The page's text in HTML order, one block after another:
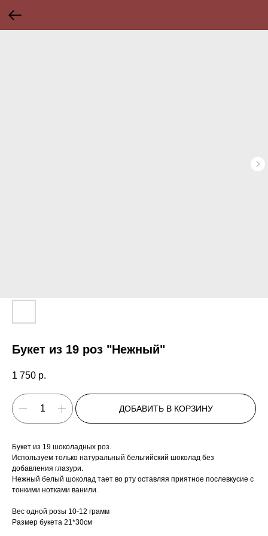
Букет из 19 роз "Нежный"
1 750 р.
ДОБАВИТЬ В КОРЗИНУ
Букет из 19 шоколадных роз.
Используем только натуральный бельгийский шоколад без
добавления глазури.
Нежный белый шоколад тает во рту оставляя приятное послевкусие с
тонкими нотками ванили.
Вес одной розы 10-12 грамм
Размер букета 21*30см